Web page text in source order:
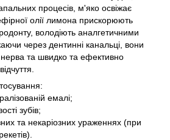
процесів, м'яко освіжає
олії лимона прискорюють
володіють аналгетичними
через дентинні канальці, вони
та швидко та ефективно
емалі;
зубів;
та некаріозних ураженнях (при